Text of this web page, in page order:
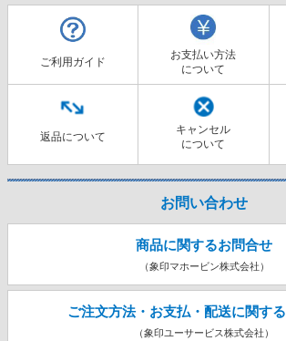
ご利用ガイド
お支払い方法
について
返品について
キャンセル
について
お問い合わせ
商品に関するお問合せ
（象印マホービン株式会社）
ご注文方法・お支払・配送に関する
（象印ユーサービス株式会社）